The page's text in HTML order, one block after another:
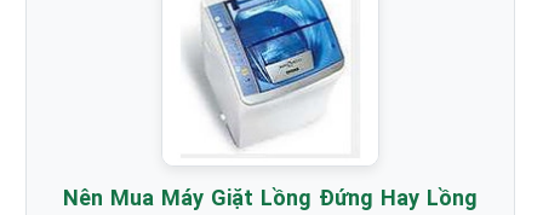
Nên Mua Máy Giặt Lồng Đứng Hay Lồng